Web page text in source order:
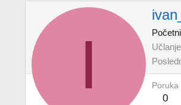
I Poruka
0